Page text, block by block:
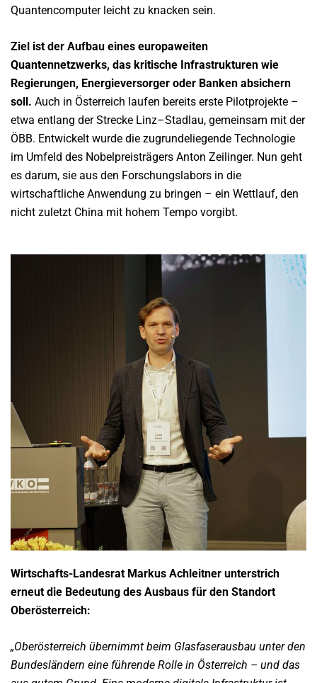
Quantencomputer leicht zu knacken sein.
Ziel ist der Aufbau eines europaweiten
Quantennetzwerks, das kritische Infrastrukturen wie
Regierungen, Energieversorger oder Banken absichern
soll. Auch in Österreich laufen bereits erste Pilotprojekte –
etwa entlang der Strecke Linz–Stadlau, gemeinsam mit der
ÖBB. Entwickelt wurde die zugrundeliegende Technologie
im Umfeld des Nobelpreisträgers Anton Zeilinger. Nun geht
es darum, sie aus den Forschungslabors in die
wirtschaftliche Anwendung zu bringen – ein Wettlauf, den
nicht zuletzt China mit hohem Tempo vorgibt.
Wirtschafts-Landesrat Markus Achleitner unterstrich
erneut die Bedeutung des Ausbaus für den Standort
Oberösterreich:
„Oberösterreich übernimmt beim Glasfaserausbau unter den
Bundesländern eine führende Rolle in Österreich – und das